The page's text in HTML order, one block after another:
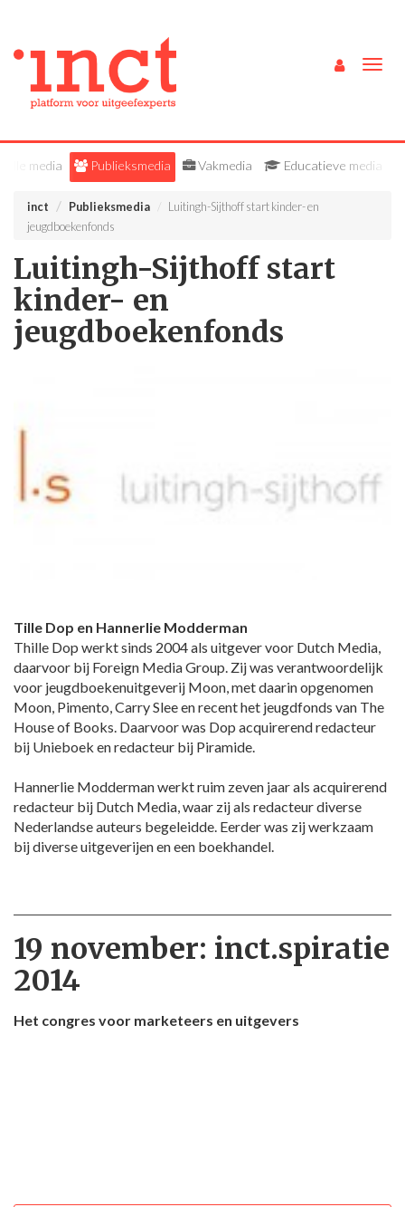
Alle media Publieksmedia Vakmedia Educatieve media
inct Publieksmedia
Luitingh-Sijthoff start kinder- en
jeugdboekenfonds
Luitingh-Sijthoff start
kinder- en
jeugdboekenfonds
Tille Dop en Hannerlie Modderman
Thille Dop werkt sinds 2004 als uitgever voor Dutch Media,
daarvoor bij Foreign Media Group. Zij was verantwoordelijk
voor jeugdboekenuitgeverij Moon, met daarin opgenomen
Moon, Pimento, Carry Slee en recent het jeugdfonds van The
House of Books. Daarvoor was Dop acquirerend redacteur
bij Unieboek en redacteur bij Piramide.
Hannerlie Modderman werkt ruim zeven jaar als acquirerend
redacteur bij Dutch Media, waar zij als redacteur diverse
Nederlandse auteurs begeleidde. Eerder was zij werkzaam
bij diverse uitgeverijen en een boekhandel.
19 november: inct.spiratie
2014
Het congres voor marketeers en uitgevers